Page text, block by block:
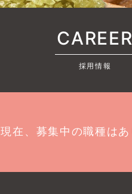
CAREER
採用情報
現在、募集中の職種はあ